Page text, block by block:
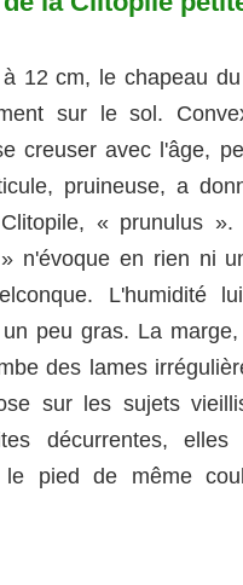
12 cm, le chapeau
sur le sol.
creuser avec l'âge,
pruineuse, a
« prunulus
n'évoque en rien ni
L'humidité
peu gras. La
des lames
sur les sujets
décurrentes, elles
le pied de même